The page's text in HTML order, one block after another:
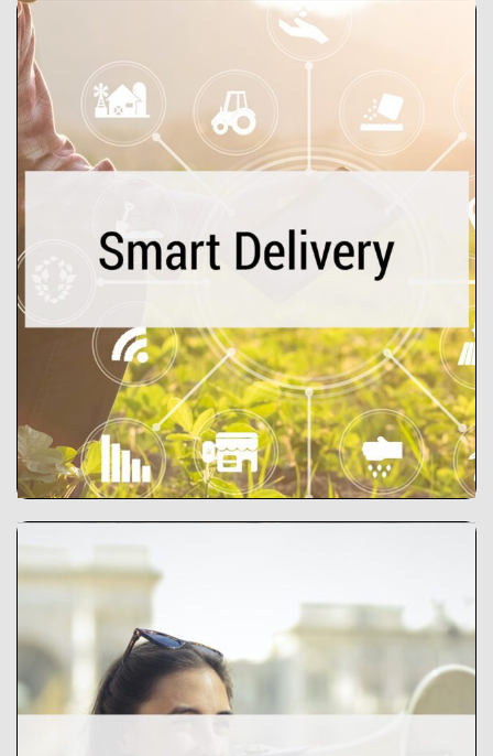
Smart Delivery
Το εργαλείο Smart Delivery είναι ένας
διαδικτυακός χώρος που βοηθά να
μοντέλο των Βραχέων Αλυσίδων
Εφοδιασμού Τροφίμων.
__
__
Εξερευνήστε το εργαλείο
Hear my Voice
Το εργαλείο “Hear my voice” (Άκουσε
τη φωνή μου) είναι ένας
διαδικτυακός χώρος φέρνει σε επαφή